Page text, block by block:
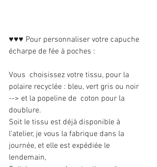
♥♥♥ Pour personnaliser votre capuche
écharpe de fée à poches :
Vous  choisissez votre tissu, pour la
polaire recyclée : bleu, vert gris ou noir
--> et la popeline de  coton pour la
doublure.
Soit le tissu est déjà disponible à
l'atelier, je vous la fabrique dans la
journée, et elle est expédiée le
lendemain,